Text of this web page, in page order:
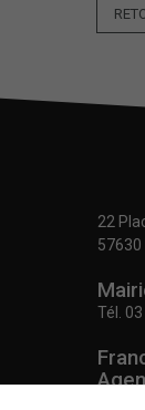
22
57630
Tél.